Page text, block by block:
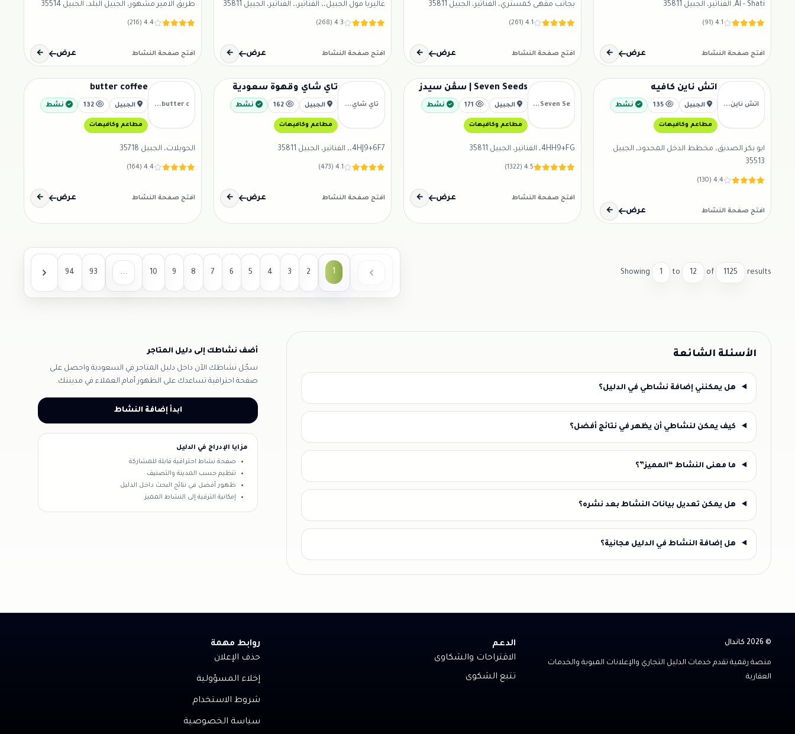
Al - Shati, الفناتير، الجبيل 35811
4.1 (91)
افتح صفحة النشاط عرض ←
بجانب مقهى كمستري، الفناتير، الجبيل 35811
4.1 (261)
افتح صفحة النشاط عرض ←
غاليريا مول الجبيل،، الفناتير،، الفناتير، الجبيل 35811
4.3 (268)
افتح صفحة النشاط عرض ←
طريق الامير مشهور، الجبيل البلد، الجبيل 35514
4.4 (216)
افتح صفحة النشاط عرض ←
اتش ناين...
اتش ناين كافيه
الجبيل نشط
مطاعم وكافيهات
ابو بكر الصديق، مخطط الدخل المحدود، الجبيل
35513
4.4 (130)
افتح صفحة النشاط عرض ←
Seven Se...
Seven Seeds | سڤن سيدز
الجبيل نشط
مطاعم وكافيهات
4HH9+FG، الفناتير، الجبيل 35811
4.5 (1322)
افتح صفحة النشاط عرض ←
تاي شاي...
تاي شاي وقهوة سعودية
الجبيل نشط
مطاعم وكافيهات
4HJ9+6F7،، الفناتير، الجبيل 35811
4.1 (473)
افتح صفحة النشاط عرض ←
butter c...
butter coffee
الجبيل نشط
مطاعم وكافيهات
الحويلات، الجبيل 35718
4.4 (164)
افتح صفحة النشاط عرض ←
Showing 1 to 12 of 1125 results
1
2
3
4
5
6
7
8
9
10
...
93
94
الأسئلة الشائعة
هل يمكنني إضافة نشاطي في الدليل؟
كيف يمكن لنشاطي أن يظهر في نتائج أفضل؟
ما معنى النشاط “المميز”؟
هل يمكن تعديل بيانات النشاط بعد نشره؟
هل إضافة النشاط في الدليل مجانية؟
أضف نشاطك إلى دليل المتاجر
سجّل نشاطك الآن داخل دليل المتاجر في السعودية واحصل على
صفحة احترافية تساعدك على الظهور أمام العملاء في مدينتك.
ابدأ إضافة النشاط
مزايا الإدراج في الدليل
صفحة نشاط احترافية قابلة للمشاركة
تنظيم حسب المدينة والتصنيف
ظهور أفضل في نتائج البحث داخل الدليل
إمكانية الترقية إلى النشاط المميز
© 2026 كاندال
منصة رقمية تقدم خدمات الدليل التجاري والإعلانات المبوبة والخدمات
العقارية
الدعم
الاقتراحات والشكاوى
تتبع الشكوى
روابط مهمة
حذف الإعلان
إخلاء المسؤولية
شروط الاستخدام
سياسة الخصوصية